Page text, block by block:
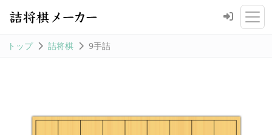
トップ 詰将棋 9手詰